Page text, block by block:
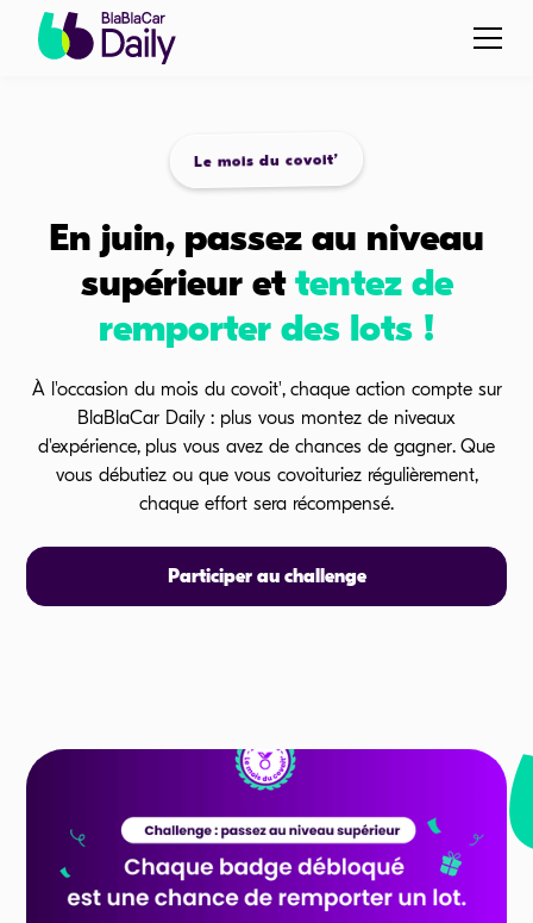
Le mois du covoit’
En juin, passez au niveau
supérieur ettentez de
remporter des lots !
À l'occasion du mois du covoit', chaque action compte sur
BlaBlaCar Daily : plus vous montez de niveaux
d'expérience, plus vous avez de chances de gagner. Que
vous débutiez ou que vous covoituriez régulièrement,
chaque effort sera récompensé.
Participer au challenge